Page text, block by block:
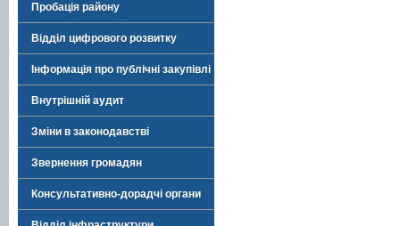
Пробація району
Відділ цифрового розвитку
Інформація про публічні закупівлі
Внутрішній аудит
Зміни в законодавстві
Звернення громадян
Консультативно-дорадчі органи